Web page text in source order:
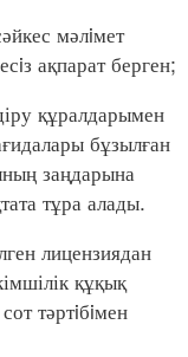
мәлiмет
ақпарат берген;
құралдарымен
бұзылған
заңдарына
тұра алады.
лицензиядан
құқық
тәртiбiмен